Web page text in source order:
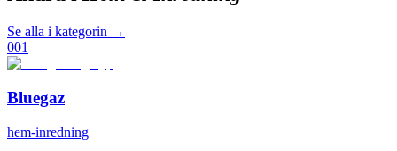
Se alla i kategorin →
001
Bluegaz
hem-inredning